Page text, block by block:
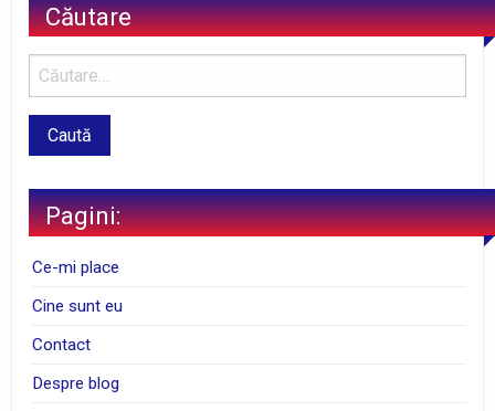
Căutare
Pagini:
Ce-mi place
Cine sunt eu
Contact
Despre blog